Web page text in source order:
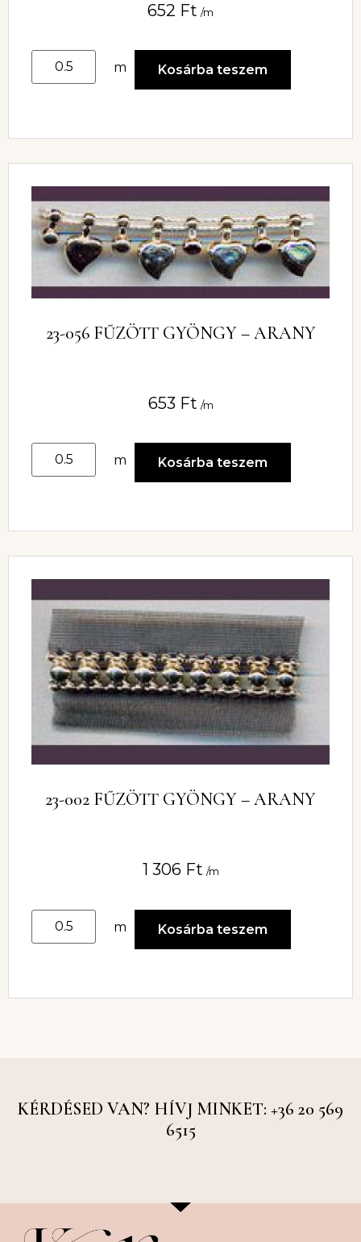
652 Ft /m
m Kosárba teszem
23-056 FŰZÖTT GYÖNGY – ARANY
653 Ft /m
m Kosárba teszem
23-002 FŰZÖTT GYÖNGY – ARANY
1 306 Ft /m
m Kosárba teszem
KÉRDÉSED VAN? HÍVJ MINKET: +36 20 569
6515